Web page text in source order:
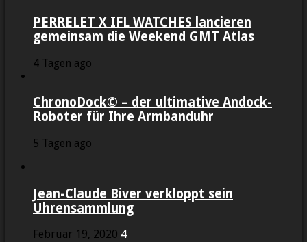
PERRELET X IFL WATCHES lancieren
gemeinsam die Weekend GMT Atlas
4 Tagen ago
ChronoDock© – der ultimative Andock-
Roboter für Ihre Armbanduhr
5 Tagen ago
Jean-Claude Biver verkloppt sein
Uhrensammlung
Februar 19, 2020 4